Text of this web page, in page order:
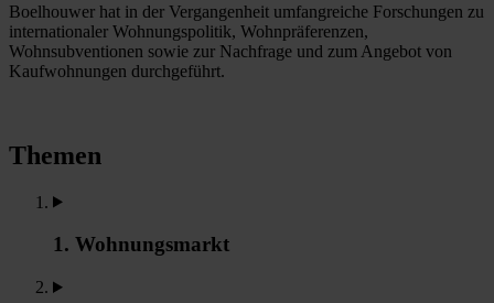
Boelhouwer hat in der Vergangenheit umfangreiche Forschungen zu
internationaler Wohnungspolitik, Wohnpräferenzen,
Wohnsubventionen sowie zur Nachfrage und zum Angebot von
Kaufwohnungen durchgeführt.
Themen
1. Wohnungsmarkt